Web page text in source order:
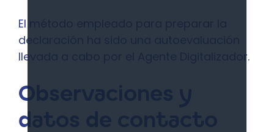
El método empleado para preparar la
declaración ha sido una autoevaluación
llevada a cabo por el Agente Digitalizador.
Observaciones y
datos de contacto